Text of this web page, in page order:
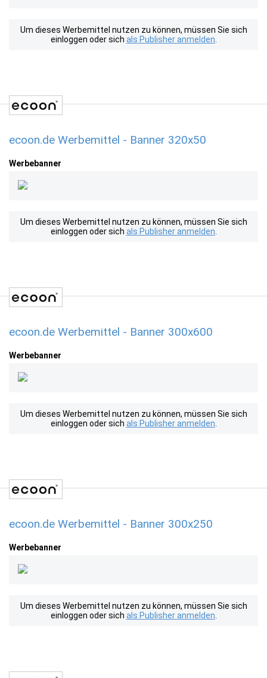
Um dieses Werbemittel nutzen zu können, müssen Sie sich
einloggen oder sich als Publisher anmelden
ecoon.de Werbemittel - Banner 320x50
Werbebanner
Um dieses Werbemittel nutzen zu können, müssen Sie sich
einloggen oder sich als Publisher anmelden
ecoon.de Werbemittel - Banner 300x600
Werbebanner
Um dieses Werbemittel nutzen zu können, müssen Sie sich
einloggen oder sich als Publisher anmelden
ecoon.de Werbemittel - Banner 300x250
Werbebanner
Um dieses Werbemittel nutzen zu können, müssen Sie sich
einloggen oder sich als Publisher anmelden